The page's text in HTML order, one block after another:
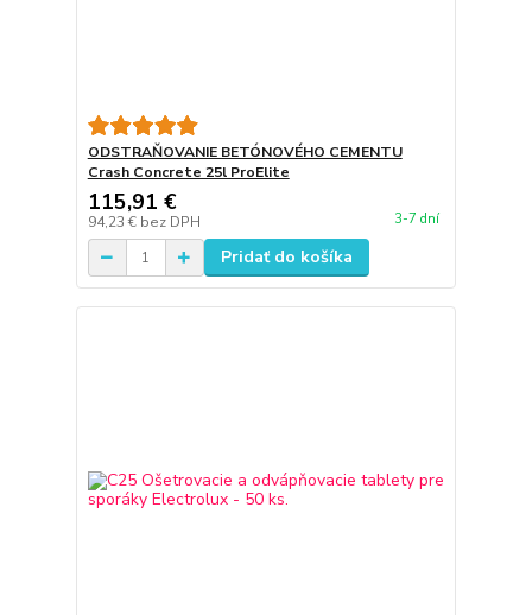
ODSTRAŇOVANIE BETÓNOVÉHO CEMENTU
Crash Concrete 25l ProElite
115,91 €
94,23 € bez DPH 3-7 dní
Pridať do košíka